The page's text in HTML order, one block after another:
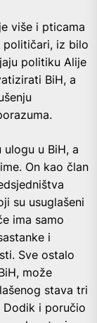
više i pticama
političari, iz bilo
politiku Alije
BiH, a
ulogu u BiH, a
On kao član
su usuglašeni
ima samo
i
Sve ostalo
može
stava tri
Dodik i poručio